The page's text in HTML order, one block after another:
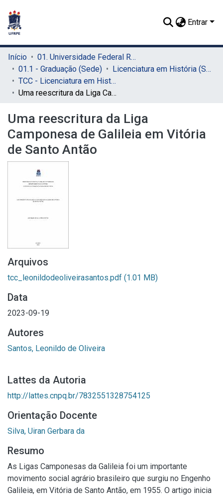
Entrar
Início
01. Universidade Federal Rural de Pernambuco - UFRPE (Sede)
01.1 - Graduação (Sede)
Licenciatura em História (Sede)
TCC - Licenciatura em História (Sede)
Uma reescritura da Liga Camponesa de Galileia em Vitória de Santo Antão
Uma reescritura da Liga
Camponesa de Galileia em Vitória
de Santo Antão
Arquivos
tcc_leonildodeoliveirasantos.pdf (1.01 MB)
Data
2023-09-19
Autores
Santos, Leonildo de Oliveira
Lattes da Autoria
http://lattes.cnpq.br/7832551328754125
Orientação Docente
Silva, Uiran Gerbara da
Resumo
As Ligas Camponesas da Galileia foi um importante
movimento social agrário brasileiro que surgiu no Engenho
Galileia, em Vitória de Santo Antão, em 1955. O artigo inicia